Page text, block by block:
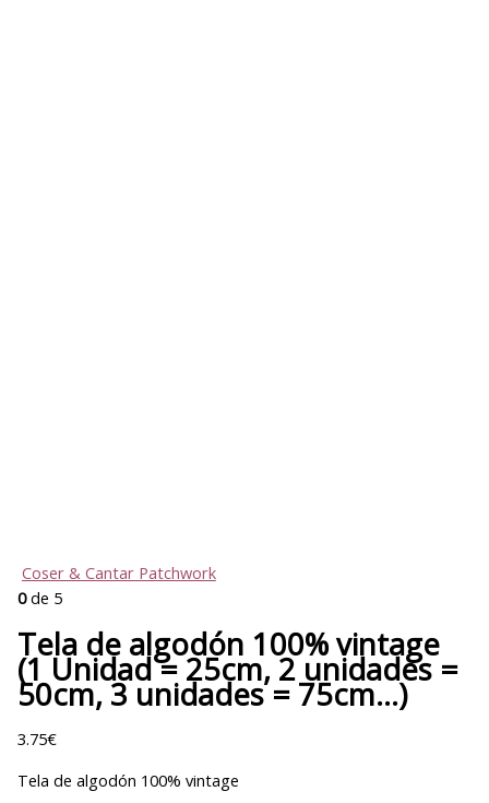
Coser & Cantar Patchwork
0de 5
Tela de algodón 100% vintage
(1 Unidad = 25cm, 2 unidades =
50cm, 3 unidades = 75cm…)
3.75€
Tela de algodón 100% vintage